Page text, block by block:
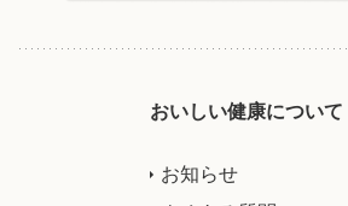
おいしい健康について
お知らせ